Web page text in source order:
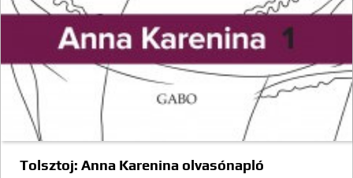
Tolsztoj: Anna Karenina olvasónapló